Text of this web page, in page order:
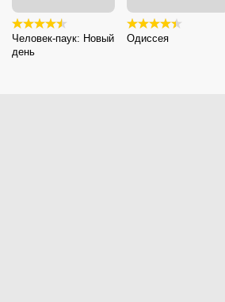
Человек-паук: Новый
день
Одиссея